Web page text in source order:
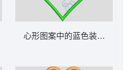
心形图案中的蓝色装饰字母